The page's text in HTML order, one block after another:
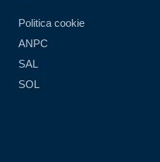
Politica cookie
ANPC
SAL
SOL